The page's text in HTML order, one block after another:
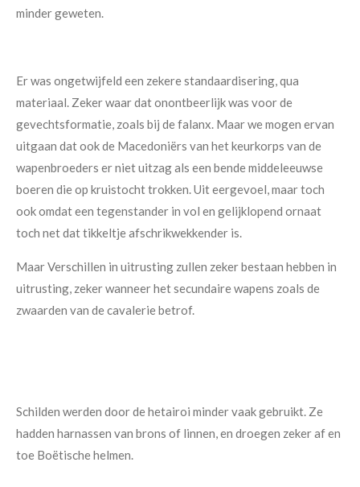
minder geweten.
Er was ongetwijfeld een zekere standaardisering, qua
materiaal. Zeker waar dat onontbeerlijk was voor de
gevechtsformatie, zoals bij de falanx. Maar we mogen ervan
uitgaan dat ook de Macedoniërs van het keurkorps van de
wapenbroeders er niet uitzag als een bende middeleeuwse
boeren die op kruistocht trokken. Uit eergevoel, maar toch
ook omdat een tegenstander in vol en gelijklopend ornaat
toch net dat tikkeltje afschrikwekkender is.
Maar Verschillen in uitrusting zullen zeker bestaan hebben in
uitrusting, zeker wanneer het secundaire wapens zoals de
zwaarden van de cavalerie betrof.
Schilden werden door de hetairoi minder vaak gebruikt. Ze
hadden harnassen van brons of linnen, en droegen zeker af en
toe Boëtische helmen.